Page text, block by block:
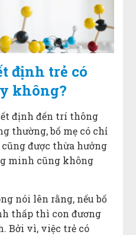
định trẻ có
không?
định đến trí thông
thường, bố mẹ có chỉ
được thừa hưởng
minh cũng không
nói lên rằng, nếu bố
thấp thì con đương
Bởi vì, việc trẻ có